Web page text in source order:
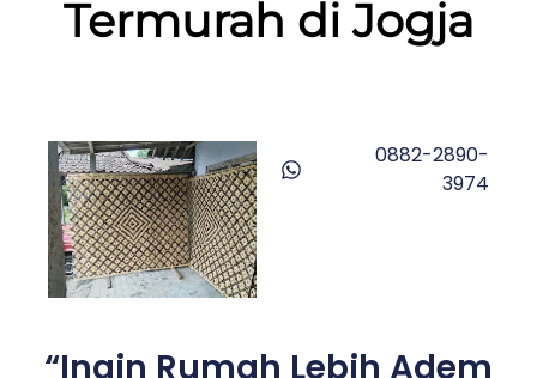
Termurah di Jogja
0882-2890-
3974
“Ingin Rumah Lebih Adem